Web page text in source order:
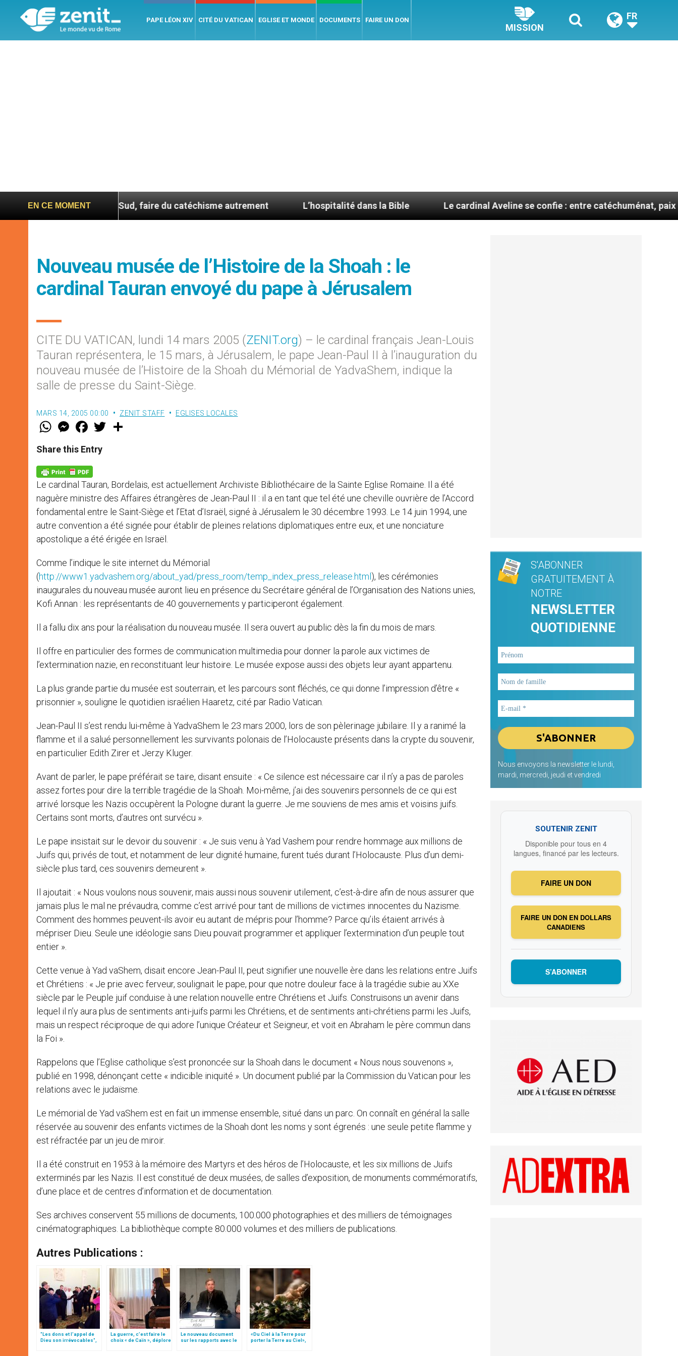
PAPE LÉON XIV CITÉ DU VATICAN EGLISE ET MONDE DOCUMENTS FAIRE UN DON
MISSION
FR
EN CE MOMENT
En Corée du Sud, faire du catéchisme autrement L’hospitalité dans la Bible Le cardinal Aveline se confie : entre catéchuménat, paix et défis
Nouveau musée de l’Histoire de la Shoah : le
cardinal Tauran envoyé du pape à Jérusalem
CITE DU VATICAN, lundi 14 mars 2005 (ZENIT.org) – le cardinal français Jean-Louis
Tauran représentera, le 15 mars, à Jérusalem, le pape Jean-Paul II à l’inauguration du
nouveau musée de l’Histoire de la Shoah du Mémorial de YadvaShem, indique la
salle de presse du Saint-Siège.
MARS 14, 2005 00:00 ZENIT STAFF EGLISES LOCALES
W
t
s
p
p
M
e
s
e
g
e
r
F
a
e
b
k
w
Share this Entry
Le cardinal Tauran, Bordelais, est actuellement Archiviste Bibliothécaire de la Sainte Eglise Romaine. Il a été
naguère ministre des Affaires étrangères de Jean-Paul II : il a en tant que tel été une cheville ouvrière de l’Accord
fondamental entre le Saint-Siège et l’Etat d’Israël, signé à Jérusalem le 30 décembre 1993. Le 14 juin 1994, une
autre convention a été signée pour établir de pleines relations diplomatiques entre eux, et une nonciature
apostolique a été érigée en Israël.
Comme l’indique le site internet du Mémorial
(http://www1.yadvashem.org/about_yad/press_room/temp_index_press_release.html ), les cérémonies
inaugurales du nouveau musée auront lieu en présence du Secrétaire général de l’Organisation des Nations unies,
Kofi Annan : les représentants de 40 gouvernements y participeront également.
Il a fallu dix ans pour la réalisation du nouveau musée. Il sera ouvert au public dès la fin du mois de mars.
Il offre en particulier des formes de communication multimedia pour donner la parole aux victimes de
l’extermination nazie, en reconstituant leur histoire. Le musée expose aussi des objets leur ayant appartenu.
La plus grande partie du musée est souterrain, et les parcours sont fléchés, ce qui donne l’impression d’être «
prisonnier », souligne le quotidien israélien Haaretz, cité par Radio Vatican.
Jean-Paul II s’est rendu lui-même à YadvaShem le 23 mars 2000, lors de son pèlerinage jubilaire. Il y a ranimé la
flamme et il a salué personnellement les survivants polonais de l’Holocauste présents dans la crypte du souvenir,
en particulier Edith Zirer et Jerzy Kluger.
Avant de parler, le pape préférait se taire, disant ensuite : « Ce silence est nécessaire car il n’y a pas de paroles
assez fortes pour dire la terrible tragédie de la Shoah. Moi-même, j’ai des souvenirs personnels de ce qui est
arrivé lorsque les Nazis occupèrent la Pologne durant la guerre. Je me souviens de mes amis et voisins juifs.
Certains sont morts, d’autres ont survécu ».
Le pape insistait sur le devoir du souvenir : « Je suis venu à Yad Vashem pour rendre hommage aux millions de
Juifs qui, privés de tout, et notamment de leur dignité humaine, furent tués durant l’Holocauste. Plus d’un demi-
siècle plus tard, ces souvenirs demeurent ».
Il ajoutait : « Nous voulons nous souvenir, mais aussi nous souvenir utilement, c’est-à-dire afin de nous assurer que
jamais plus le mal ne prévaudra, comme c’est arrivé pour tant de millions de victimes innocentes du Nazisme.
Comment des hommes peuvent-ils avoir eu autant de mépris pour l’homme? Parce qu’ils étaient arrivés à
mépriser Dieu. Seule une idéologie sans Dieu pouvait programmer et appliquer l’extermination d’un peuple tout
entier ».
Cette venue à Yad vaShem, disait encore Jean-Paul II, peut signifier une nouvelle ère dans les relations entre Juifs
et Chrétiens : « Je prie avec ferveur, soulignait le pape, pour que notre douleur face à la tragédie subie au XXe
siècle par le Peuple juif conduise à une relation nouvelle entre Chrétiens et Juifs. Construisons un avenir dans
lequel il n’y aura plus de sentiments anti-juifs parmi les Chrétiens, et de sentiments anti-chrétiens parmi les Juifs,
mais un respect réciproque de qui adore l’unique Créateur et Seigneur, et voit en Abraham le père commun dans
la Foi ».
Rappelons que l’Eglise catholique s’est prononcée sur la Shoah dans le document « Nous nous souvenons »,
publié en 1998, dénonçant cette « indicible iniquité ». Un document publié par la Commission du Vatican pour les
relations avec le judaïsme.
Le mémorial de Yad vaShem est en fait un immense ensemble, situé dans un parc. On connaît en général la salle
réservée au souvenir des enfants victimes de la Shoah dont les noms y sont égrenés : une seule petite flamme y
est réfractée par un jeu de miroir.
Il a été construit en 1953 à la mémoire des Martyrs et des héros de l’Holocauste, et les six millions de Juifs
exterminés par les Nazis. Il est constitué de deux musées, de salles d’exposition, de monuments commémoratifs,
d’une place et de centres d’information et de documentation.
Ses archives conservent 55 millions de documents, 100.000 photographies et des milliers de témoignages
cinématographiques. La bibliothèque compte 80.000 volumes et des milliers de publications.
Autres Publications :
"Les dons et l'appel de
Dieu son irrévocables",
La guerre, c’est faire le
choix « de Caïn », déplore
Le nouveau document
sur les rapports avec le
«Du Ciel à la Terre pour
porter la Terre au Ciel»,
S'ABONNER
GRATUITEMENT À
NOTRE
NEWSLETTER
QUOTIDIENNE
Nous envoyons la newsletter le lundi,
mardi, mercredi, jeudi et vendredi
SOUTENIR ZENIT
Disponible pour tous en 4
langues, financé par les lecteurs.
FAIRE UN DON
FAIRE UN DON EN DOLLARS
CANADIENS
S’ABONNER